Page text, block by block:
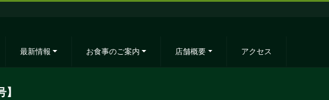
最新情報 お食事のご案内 店舗概要 アクセス